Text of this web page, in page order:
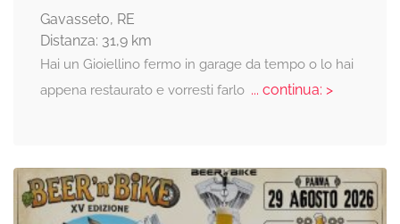
Gavasseto, RE
Distanza: 31,9 km
Hai un Gioiellino fermo in garage da tempo o lo hai
appena restaurato e vorresti farlo... continua: >